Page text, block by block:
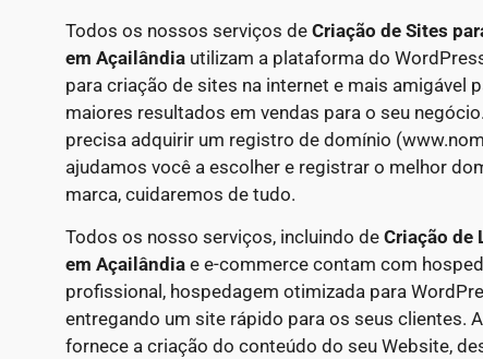
Todos os nossos serviços de Criação de Sites
em Açailândia utilizam a plataforma do
para criação de sites na internet e mais amigável
maiores resultados em vendas para o seu
precisa adquirir um registro de domínio
ajudamos você a escolher e registrar o melhor
marca, cuidaremos de tudo.
Todos os nosso serviços, incluindo de Criação de
em Açailândia e e-commerce contam com
profissional, hospedagem otimizada para
entregando um site rápido para os seus clientes.
fornece a criação do conteúdo do seu Website,